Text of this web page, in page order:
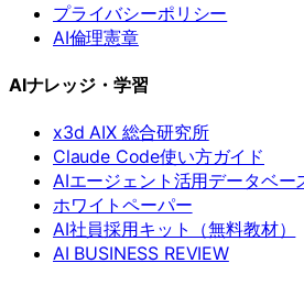
プライバシーポリシー
AI倫理憲章
AIナレッジ・学習
x3d AIX 総合研究所
Claude Code使い方ガイド
AIエージェント活用データベー
ホワイトペーパー
AI社員採用キット（無料教材）
AI BUSINESS REVIEW